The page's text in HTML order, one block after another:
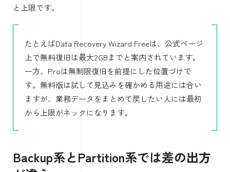
と上限です。
たとえばData Recovery Wizard Freeは、公式ページ
上で無料復旧は最大2GBまでと案内されています。
一方、Proは無制限復旧を前提にした位置づけで
す。無料版は試して見込みを確かめる用途には合い
ますが、業務データをまとめて戻したい人には最初
から上限がネックになります。
Backup系とPartition系では差の出方